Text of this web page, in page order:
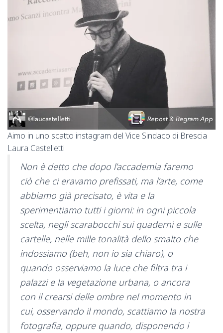
Aimo in uno scatto instagram del Vice Sindaco di Brescia
Laura Castelletti
Non è detto che dopo l’accademia faremo
ciò che ci eravamo prefissati, ma l’arte, come
abbiamo già precisato, è vita e la
sperimentiamo tutti i giorni: in ogni piccola
scelta, negli scarabocchi sui quaderni e sulle
cartelle, nelle mille tonalità dello smalto che
indossiamo (beh, non io sia chiaro), o
quando osserviamo la luce che filtra tra i
palazzi e la vegetazione urbana, o ancora
con il crearsi delle ombre nel momento in
cui, osservando il mondo, scattiamo la nostra
fotografia, oppure quando, disponendo i